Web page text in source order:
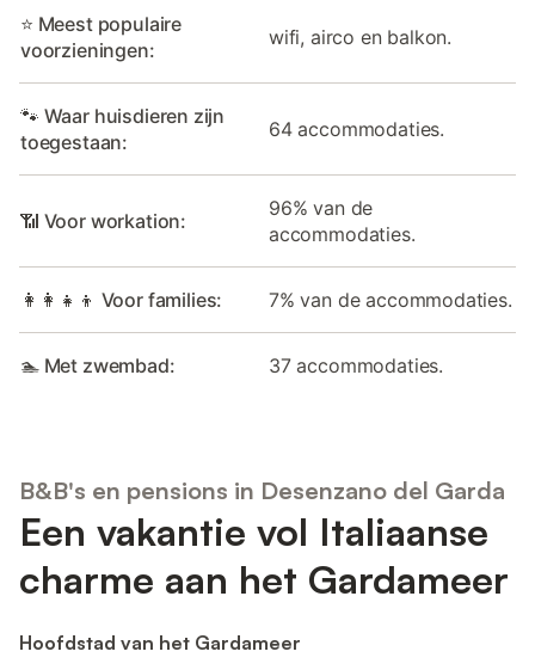
⭐ Meest populaire
voorzieningen:
wifi, airco en balkon.
🐾 Waar huisdieren zijn
toegestaan:
64 accommodaties.
📶 Voor workation:
96% van de
accommodaties.
👩‍👩‍👧‍👦 Voor families: 7% van de accommodaties.
🏊 Met zwembad: 37 accommodaties.
B&B's en pensions in Desenzano del Garda
Een vakantie vol Italiaanse
charme aan het Gardameer
Hoofdstad van het Gardameer